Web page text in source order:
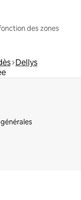
des zones
Dellys